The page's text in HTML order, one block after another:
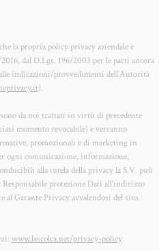
la propria policy privacy aziendale è
dal D.Lgs. 196/2003 per le parti ancora
indicazioni/provvedimenti dell’Autorità
).
da noi trattati in virtù di precedente
momento revocabile) e verranno
promozionali e di marketing in
ogni comunicazione, informazione,
alla tutela della privacy la S.V. può
protezione Dati all’indirizzo
al Garante Privacy avvalendosi del sito
www.lascolca.net/privacy-policy